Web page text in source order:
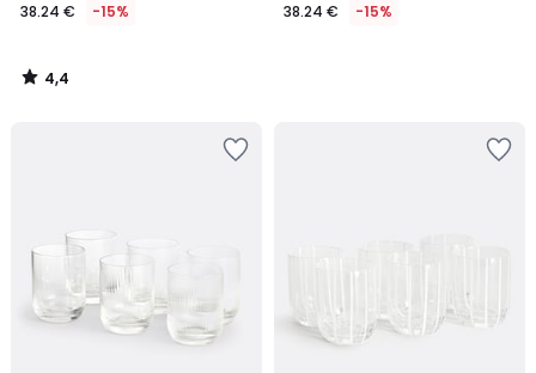
38.24 € -15%
4,4
/
38.24 € -15%